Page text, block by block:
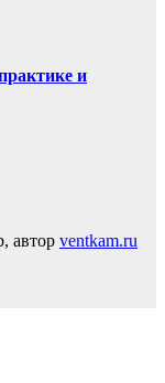
и
автор ventkam.ru